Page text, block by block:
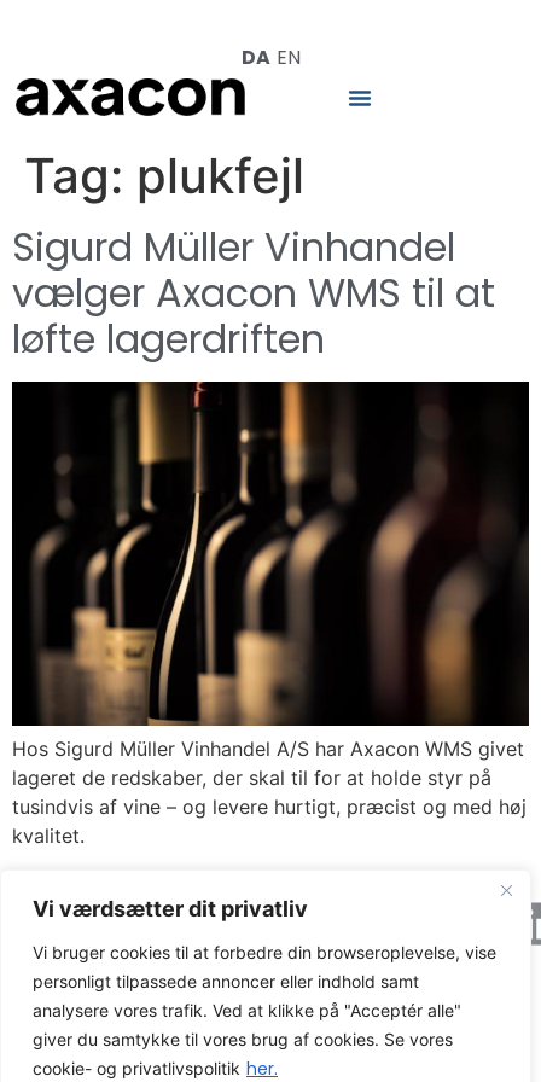
Vi værdsætter dit privatliv
Vi bruger cookies til at forbedre din browseroplevelse, vise
personligt tilpassede annoncer eller indhold samt
analysere vores trafik. Ved at klikke på "Acceptér alle"
giver du samtykke til vores brug af cookies. Se vores
cookie- og privatlivspolitik her.
DA EN
Tag: plukfejl
Sigurd Müller Vinhandel
vælger Axacon WMS til at
løfte lagerdriften
Hos Sigurd Müller Vinhandel A/S har Axacon WMS givet
lageret de redskaber, der skal til for at holde styr på
tusindvis af vine – og levere hurtigt, præcist og med høj
kvalitet.
Axacon © 2026 All rights Reserved.
CVR-nummer: 21680931